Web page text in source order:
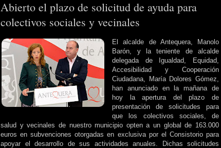
Abierto el plazo de solicitud de ayuda para
colectivos sociales y vecinales
El alcalde de Antequera, Manolo
Barón, y la teniente de alcalde
delegada de Igualdad, Equidad,
Accesibilidad y Cooperación
Ciudadana, María Dolores Gómez,
han anunciado en la mañana de
hoy la apertura del plazo de
presentación de solicitudes para
que los colectivos sociales, de
salud y vecinales de nuestro municipio opten a un global de 163.000
euros en subvenciones otorgadas en exclusiva por el Consistorio para
apoyar el desarrollo de sus actividades anuales. Dichas solicitudes